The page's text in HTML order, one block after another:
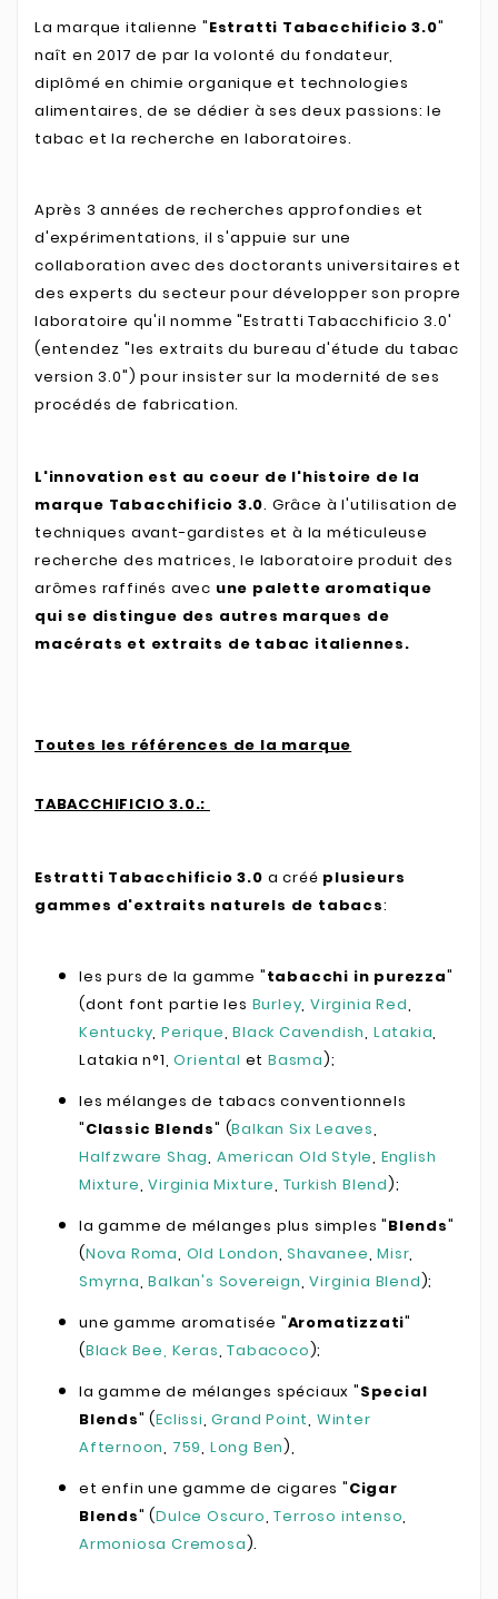
La marque italienne "Estratti Tabacchificio 3.0"
naît en 2017 de par la volonté du fondateur,
diplômé en chimie organique et technologies
alimentaires, de se dédier à ses deux passions: le
tabac et la recherche en laboratoires.
Après 3 années de recherches approfondies et
d'expérimentations, il s'appuie sur une
collaboration avec des doctorants universitaires et
des experts du secteur pour développer son propre
laboratoire qu'il nomme "Estratti Tabacchificio 3.0'
(entendez "les extraits du bureau d'étude du tabac
version 3.0") pour insister sur la modernité de ses
procédés de fabrication.
L'innovation est au coeur de l'histoire de la
marque Tabacchificio 3.0. Grâce à l'utilisation de
techniques avant-gardistes et à la méticuleuse
recherche des matrices, le laboratoire produit des
arômes raffinés avec une palette aromatique
qui se distingue des autres marques de
macérats et extraits de tabac italiennes.
Toutes les références de la marque
TABACCHIFICIO 3.0.:
Estratti Tabacchificio 3.0 a créé plusieurs
gammes d'extraits naturels de tabacs:
les purs de la gamme "tabacchi in purezza"
(dont font partie les Burley,Virginia Red,
Kentucky,Perique,Black Cavendish, Latakia,
Latakia n°1,Oriental etBasma);
les mélanges de tabacs conventionnels
"Classic Blends" (Balkan Six Leaves,
Halfzware Shag, American Old Style, English
Mixture,Virginia Mixture, Turkish Blend);
la gamme de mélanges plus simples "Blends"
(Nova Roma, Old London,Shavanee, Misr,
Smyrna, Balkan's Sovereign,Virginia Blend);
une gamme aromatisée "Aromatizzati"
(Black Bee, Keras,Tabacoco);
la gamme de mélanges spéciaux "Special
Blends" (Eclissi, Grand Point, Winter
Afternoon, 759, Long Ben),
et enfin une gamme de cigares "Cigar
Blends" (Dulce Oscuro,Terroso intenso,
Armoniosa Cremosa).